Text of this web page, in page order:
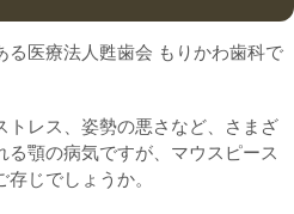
る医療法人甦歯会 もりかわ歯科で
レス、姿勢の悪さなど、さまざ
る顎の病気ですが、マウスピース
じでしょうか。